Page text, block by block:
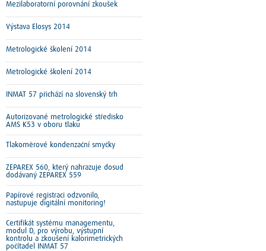
Mezilaboratorní porovnání zkoušek
Výstava Elosys 2014
Metrologické školení 2014
Metrologické školení 2014
INMAT 57 přichází na slovenský trh
Autorizované metrologické středisko
AMS K53 v oboru tlaku
Tlakoměrové kondenzační smyčky
ZEPAREX 560, který nahrazuje dosud
dodávaný ZEPAREX 559
Papírové registraci odzvonilo,
nastupuje digitální monitoring!
Certifikát systému managementu,
modul D, pro výrobu, výstupní
kontrolu a zkoušení kalorimetrických
počítadel INMAT 57